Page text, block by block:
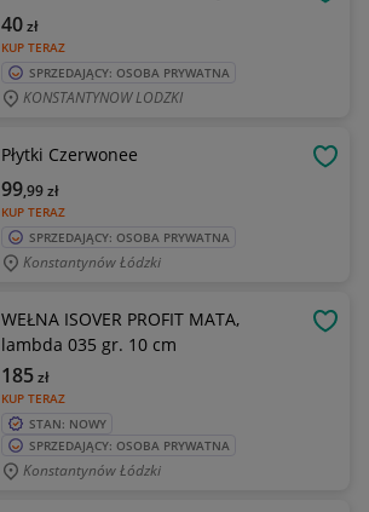
KUP TERAZ
40zł
SPRZEDAJĄCY: OSOBA PRYWATNA
KONSTANTYNOW LODZKI
Płytki Czerwonee
KUP TERAZ
99,99zł
SPRZEDAJĄCY: OSOBA PRYWATNA
Konstantynów Łódzki
WEŁNA ISOVER PROFIT MATA,
lambda 035 gr. 10 cm
KUP TERAZ
185zł
STAN: NOWY
SPRZEDAJĄCY: OSOBA PRYWATNA
Konstantynów Łódzki